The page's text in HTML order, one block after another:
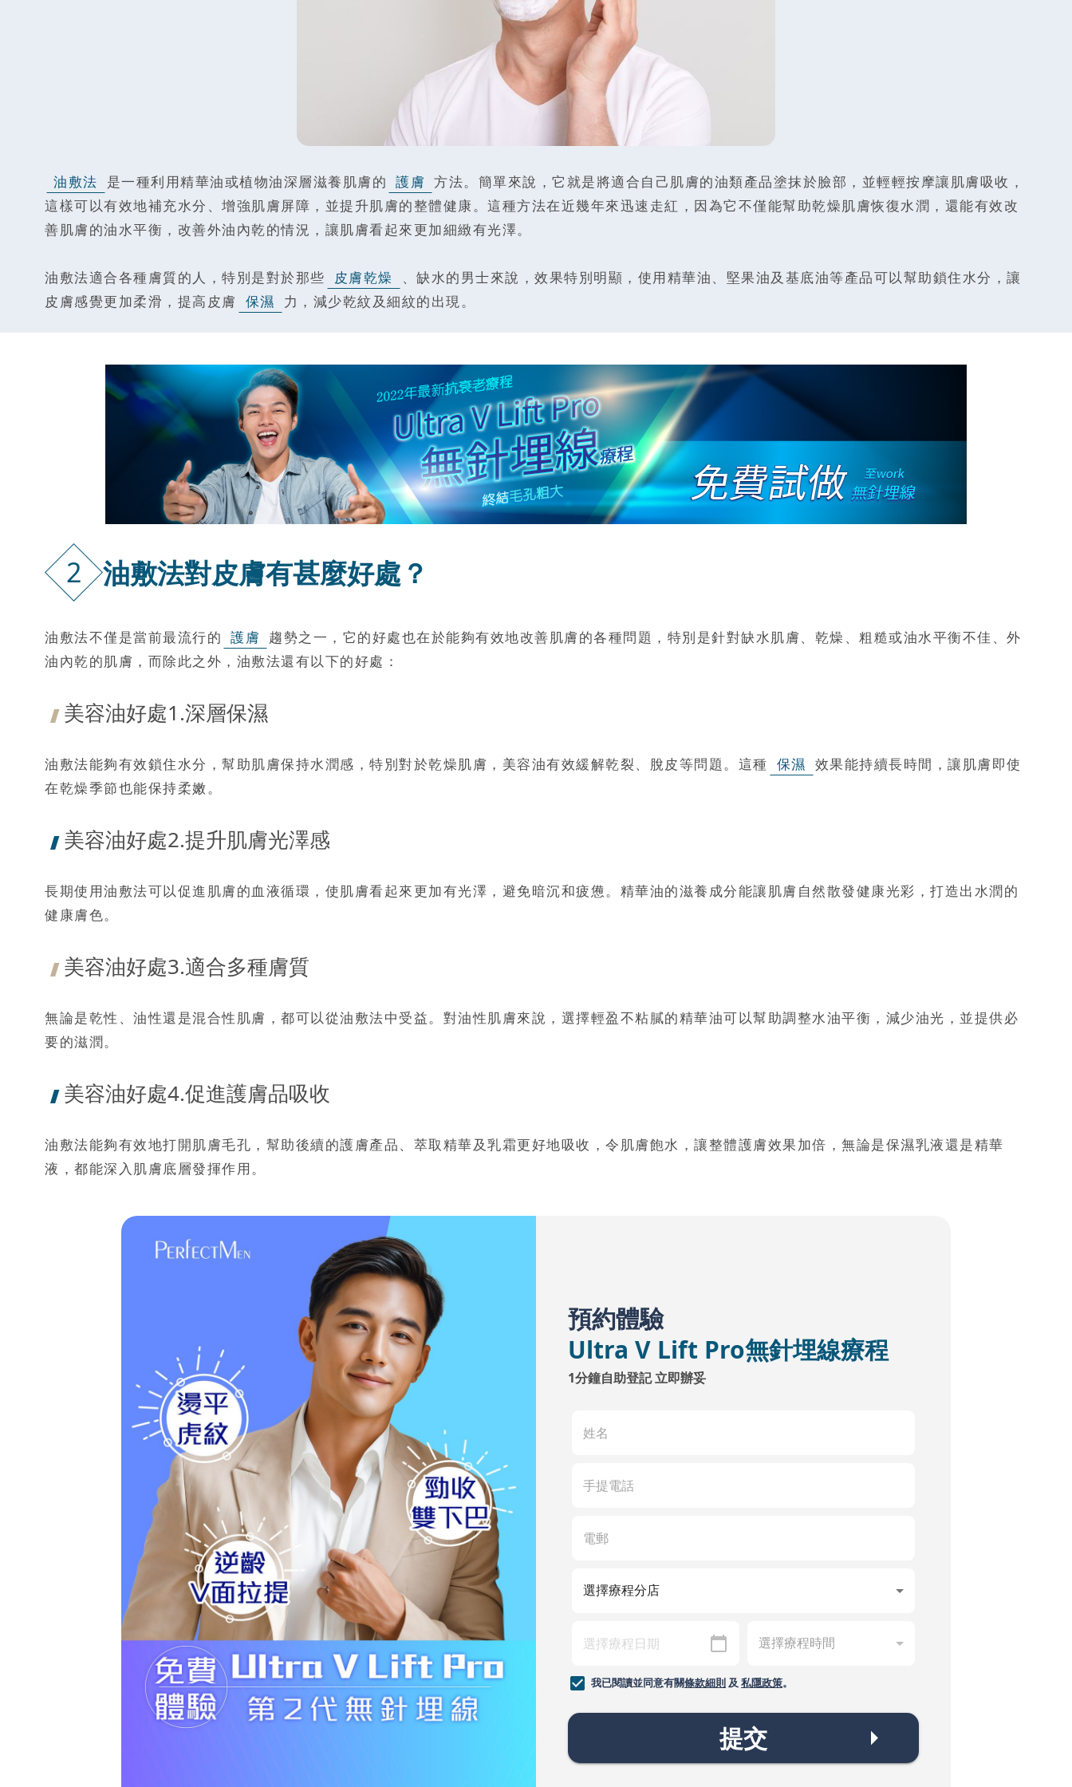
油敷法 是一種利用精華油或植物油深層滋養肌膚的 護膚 方法。簡單來說，它就是將適合自己肌膚的油類產品塗抹於臉部，並輕輕按摩讓肌膚吸收，
這樣可以有效地補充水分、增強肌膚屏障，並提升肌膚的整體健康。這種方法在近幾年來迅速走紅，因為它不僅能幫助乾燥肌膚恢復水潤，還能有效改
善肌膚的油水平衡，改善外油內乾的情況，讓肌膚看起來更加細緻有光澤。
油敷法適合各種膚質的人，特別是對於那些 皮膚乾燥
、缺水的男士來說，效果特別明顯，使用精華油、堅果油及基底油等產品可以幫助鎖住水分，讓
皮膚感覺更加柔滑，提高皮膚
保濕 力，減少乾紋及細紋的出現。
2 油敷法對皮膚有甚麼好處？
油敷法不僅是當前最流行的 護膚
趨勢之一，它的好處也在於能夠有效地改善肌膚的各種問題，特別是針對缺水肌膚、乾燥、粗糙或油水平衡不佳、外
油內乾的肌膚，而除此之外，油敷法還有以下的好處：
美容油好處1.深層保濕
油敷法能夠有效鎖住水分，幫助肌膚保持水潤感，特別對於乾燥肌膚，美容油有效緩解乾裂、脫皮等問題。這種 保濕 效果能持續長時間，讓肌膚即使
在乾燥季節也能保持柔嫩。
美容油好處2.提升肌膚光澤感
長期使用油敷法可以促進肌膚的血液循環，使肌膚看起來更加有光澤，避免暗沉和疲憊。精華油的滋養成分能讓肌膚自然散發健康光彩，打造出水潤的
健康膚色。
美容油好處3.適合多種膚質
無論是乾性、油性還是混合性肌膚，都可以從油敷法中受益。對油性肌膚來說，選擇輕盈不粘膩的精華油可以幫助調整水油平衡，減少油光，並提供必
要的滋潤。
美容油好處4.促進護膚品吸收
油敷法能夠有效地打開肌膚毛孔，幫助後續的護膚產品、萃取精華及乳霜更好地吸收，令肌膚飽水，讓整體護膚效果加倍，無論是保濕乳液還是精華
液，都能深入肌膚底層發揮作用。
預約體驗
Ultra V Lift Pro無針埋線療程
1分鐘自助登記 立即辦妥
我已閱讀並同意有關條款細則及 私隱政策。
提交